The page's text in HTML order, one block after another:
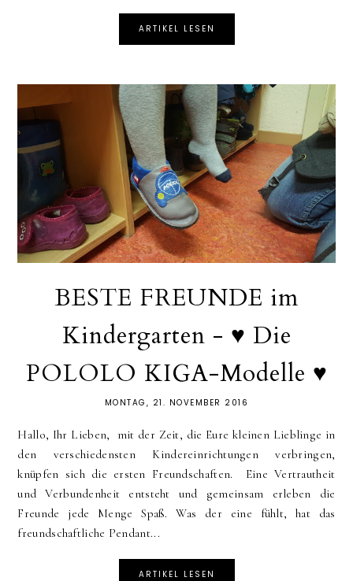
ARTIKEL LESEN
BESTE FREUNDE im
Kindergarten - ♥ Die
POLOLO KIGA-Modelle ♥
MONTAG, 21. NOVEMBER 2016
Hallo, Ihr Lieben, mit der Zeit, die Eure kleinen Lieblinge in
den verschiedensten Kindereinrichtungen verbringen,
knüpfen sich die ersten Freundschaften. Eine Vertrautheit
und Verbundenheit entsteht und gemeinsam erleben die
Freunde jede Menge Spaß. Was der eine fühlt, hat das
freundschaftliche Pendant...
ARTIKEL LESEN